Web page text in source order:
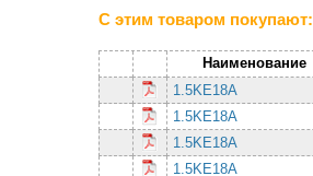
С этим товаром покупают:
Наименование
1.5KE18A
1.5KE18A
1.5KE18A
1.5KE18A